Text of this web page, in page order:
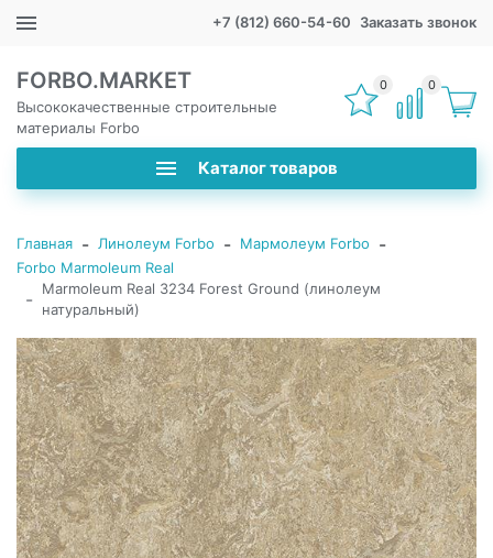
+7 (812) 660-54-60 Заказать звонок
FORBO.MARKET
Высококачественные строительные
материалы Forbo
Каталог товаров
0 0
Главная - Линолеум Forbo - Мармолеум Forbo -
Forbo Marmoleum Real
-
Marmoleum Real 3234 Forest Ground (линолеум
натуральный)